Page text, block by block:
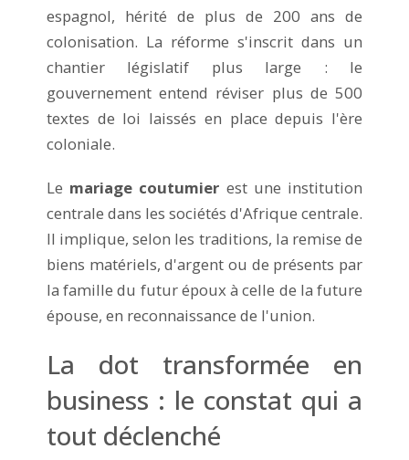
espagnol, hérité de plus de 200 ans de
colonisation. La réforme s'inscrit dans un
chantier législatif plus large : le
gouvernement entend réviser plus de 500
textes de loi laissés en place depuis l'ère
coloniale.
Le mariage coutumier est une institution
centrale dans les sociétés d'Afrique centrale.
Il implique, selon les traditions, la remise de
biens matériels, d'argent ou de présents par
la famille du futur époux à celle de la future
épouse, en reconnaissance de l'union.
La dot transformée en
business : le constat qui a
tout déclenché